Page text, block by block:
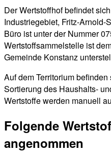
Der Wertstoffhof befindet
Industriegebiet, Fritz-Arnold-
Büro ist unter der Nummer
Wertstoffsammelstelle ist
Gemeinde Konstanz
Auf dem Territorium
Sortierung des Haushalts-
Wertstoffe werden manuell
Folgende
angenommen